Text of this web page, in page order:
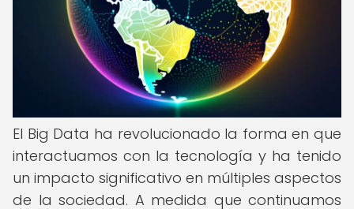
El Big Data ha revolucionado la forma en que
interactuamos con la tecnología y ha tenido
un impacto significativo en múltiples aspectos
de la sociedad. A medida que continuamos